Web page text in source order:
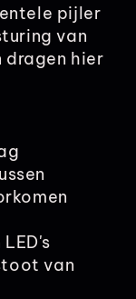
pijler
van
hier
van